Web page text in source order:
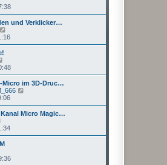
t
B
e
i
g
und Verklicker…
e
u
t
r
B
e
i
r
g
e
u
e
s
t
r
B
e
i
r
g
Micro im 3D-Druc…
u
e
Kanal Micro Magic…
e
u
e
t